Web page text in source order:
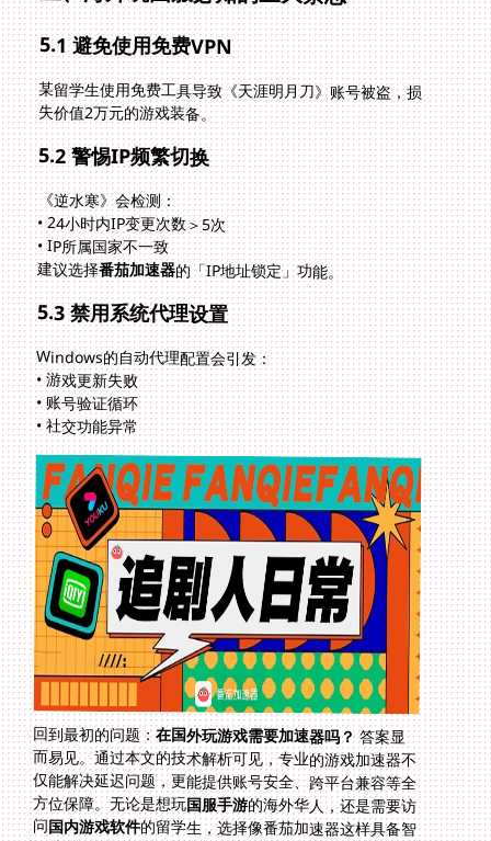
5.1 避免使用免费VPN
某留学生使用免费工具导致《天涯明月刀》账号被盗，损
失价值2万元的游戏装备。
5.2 警惕IP频繁切换
《逆水寒》会检测：
• 24小时内IP变更次数＞5次
• IP所属国家不一致
建议选择番茄加速器的「IP地址锁定」功能。
5.3 禁用系统代理设置
Windows的自动代理配置会引发：
• 游戏更新失败
• 账号验证循环
• 社交功能异常
回到最初的问题：在国外玩游戏需要加速器吗？答案显
而易见。通过本文的技术解析可见，专业的游戏加速器不
仅能解决延迟问题，更能提供账号安全、跨平台兼容等全
方位保障。无论是想玩国服手游的海外华人，还是需要访
问国内游戏软件的留学生，选择像番茄加速器这样具备智
能线路、军工加密、全平台支持的解决方案，才能真正实